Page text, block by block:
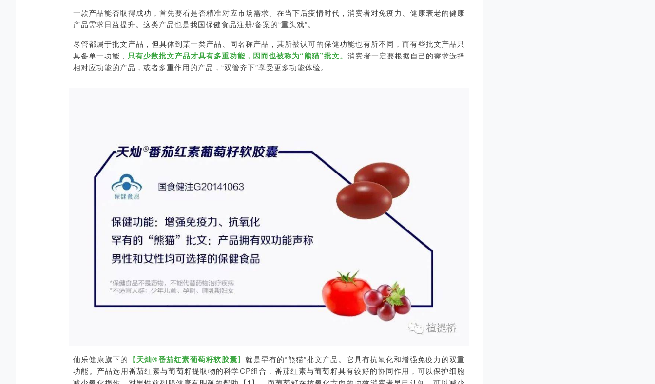
一款产品能否取得成功，首先要看是否精准对应市场需求。在当下后疫情时代，消费者对免疫力、健康衰老的健康
产品需求日益提升。这类产品也是我国保健食品注册/备案的“重头戏”。
尽管都属于批文产品，但具体到某一类产品、同名称产品，其所被认可的保健功能也有所不同，而有些批文产品只
具备单一功能， 只有少数批文产品才具有多重功能，因而也被称为“熊猫”批文。消费者一定要根据自己的需求选择
相对应功能的产品，或者多重作用的产品，“双管齐下”享受更多功能体验。
仙乐健康旗下的 【天灿®番茄红素葡萄籽软胶囊】就是罕有的“熊猫”批文产品。它具有抗氧化和增强免疫力的双重
功能。产品选用番茄红素与葡萄籽提取物的科学CP组合，番茄红素与葡萄籽具有较好的协同作用，可以保护细胞